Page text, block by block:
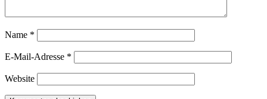
Name *
E-Mail-Adresse *
Website